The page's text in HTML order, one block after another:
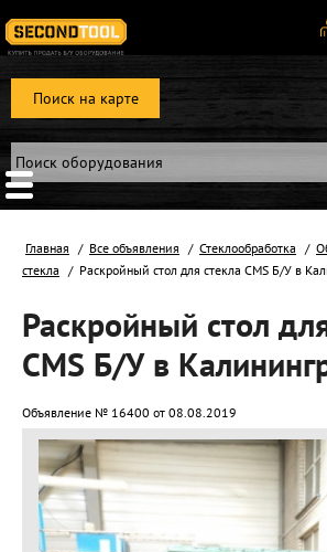
Поиск на карте
Главная Все объявления Стеклообработка
стекла
Раскройный стол для стекла CMS Б/У в
Раскройный стол
CMS Б/У в
Объявление № 16400 от 08.08.2019